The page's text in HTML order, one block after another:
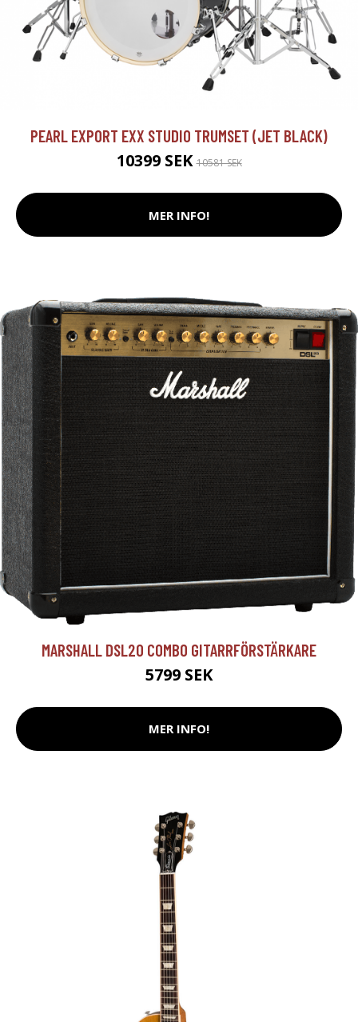
PEARL EXPORT EXX STUDIO TRUMSET (JET BLACK)
10399 SEK10581 SEK
MER INFO!
MARSHALL DSL20 COMBO GITARRFÖRSTÄRKARE
5799 SEK
MER INFO!